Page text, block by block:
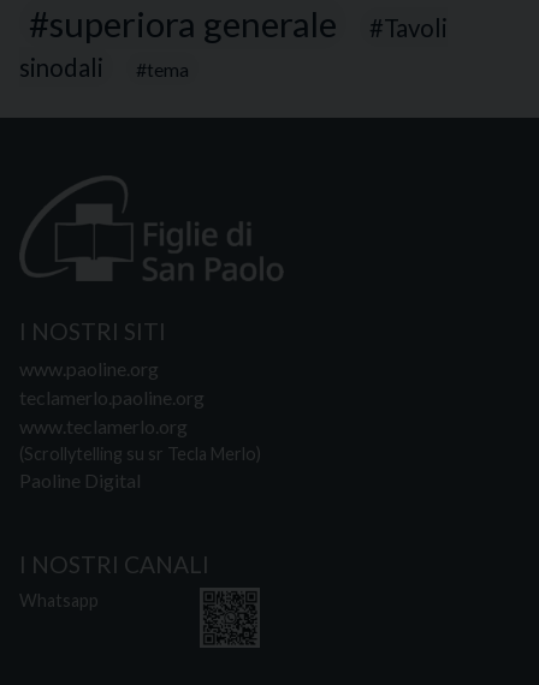
superiora generale
Tavoli
sinodali
tema
I NOSTRI SITI
www.paoline.org
teclamerlo.paoline.org
www.teclamerlo.org
(Scrollytelling su sr Tecla Merlo)
Paoline Digital
I NOSTRI CANALI
Whatsapp